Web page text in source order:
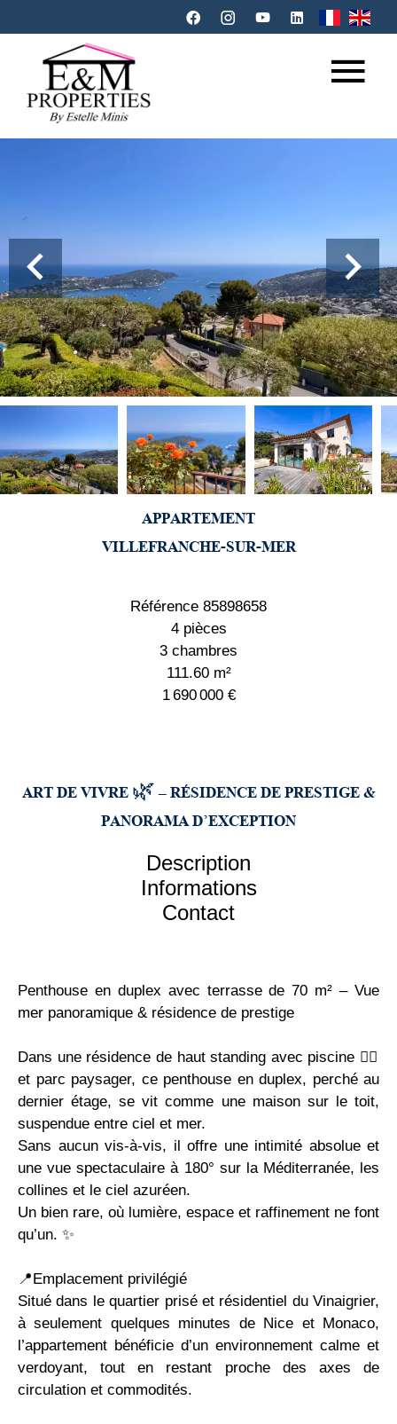
APPARTEMENT
VILLEFRANCHE-SUR-MER
Référence 85898658
4 pièces
3 chambres
111.60m²
1 690 000 €
ART DE VIVRE 🌿 – RÉSIDENCE DE PRESTIGE &
PANORAMA D’EXCEPTION
Description
Informations
Contact
Penthouse en duplex avec terrasse de 70 m² – Vue
mer panoramique & résidence de prestige
Dans une résidence de haut standing avec piscine 🏊‍♂️
et parc paysager, ce penthouse en duplex, perché au
dernier étage, se vit comme une maison sur le toit,
suspendue entre ciel et mer.
Sans aucun vis-à-vis, il offre une intimité absolue et
une vue spectaculaire à 180° sur la Méditerranée, les
collines et le ciel azuréen.
Un bien rare, où lumière, espace et raffinement ne font
qu’un. ✨
📍Emplacement privilégié
Situé dans le quartier prisé et résidentiel du Vinaigrier,
à seulement quelques minutes de Nice et Monaco,
l’appartement bénéficie d’un environnement calme et
verdoyant, tout en restant proche des axes de
circulation et commodités.